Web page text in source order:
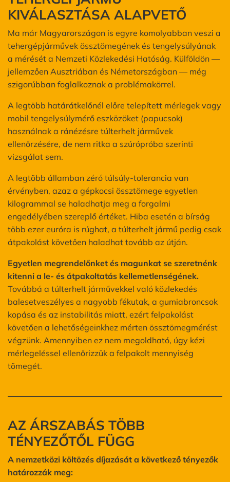
KIVÁLASZTÁSA ALAPVETŐ
Ma már Magyarországon is egyre komolyabban veszi a
tehergépjárművek össztömegének és tengelysúlyának
a mérését a Nemzeti Közlekedési Hatóság. Külföldön —
jellemzően Ausztriában és Németországban — még
szigorúbban foglalkoznak a problémakörrel.
A legtöbb határátkelőnél előre telepített mérlegek vagy
mobil tengelysúlymérő eszközöket (papucsok)
használnak a ránézésre túlterhelt járművek
ellenőrzésére, de nem ritka a szúrópróba szerinti
vizsgálat sem.
A legtöbb államban zéró túlsúly-tolerancia van
érvényben, azaz a gépkocsi össztömege egyetlen
kilogrammal se haladhatja meg a forgalmi
engedélyében szereplő értéket. Hiba esetén a bírság
több ezer euróra is rúghat, a túlterhelt jármű pedig csak
átpakolást követően haladhat tovább az útján.
Egyetlen megrendelőnket és magunkat se szeretnénk
kitenni a le- és átpakoltatás kellemetlenségének.
Továbbá a túlterhelt járművekkel való közlekedés
balesetveszélyes a nagyobb fékutak, a gumiabroncsok
kopása és az instabilitás miatt, ezért felpakolást
követően a lehetőségeinkhez mérten össztömegmérést
végzünk. Amennyiben ez nem megoldható, úgy kézi
mérlegeléssel ellenőrizzük a felpakolt mennyiség
tömegét.
AZ ÁRSZABÁS TÖBB
TÉNYEZŐTŐL FÜGG
A nemzetközi költözés díjazását a következő tényezők
határozzák meg: